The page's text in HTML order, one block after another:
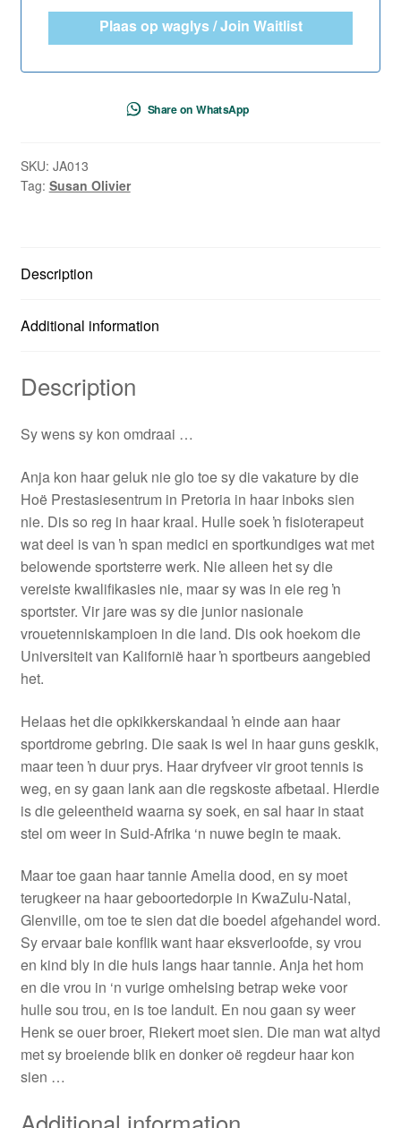
Plaas op waglys / Join Waitlist
Share on WhatsApp
SKU: JA013
Tag: Susan Olivier
Description
Additional information
Description
Sy wens sy kon omdraai …
Anja kon haar geluk nie glo toe sy die vakature by die
Hoë Prestasiesentrum in Pretoria in haar inboks sien
nie. Dis so reg in haar kraal. Hulle soek ŉ fisioterapeut
wat deel is van ŉ span medici en sportkundiges wat met
belowende sportsterre werk. Nie alleen het sy die
vereiste kwalifikasies nie, maar sy was in eie reg ŉ
sportster. Vir jare was sy die junior nasionale
vrouetenniskampioen in die land. Dis ook hoekom die
Universiteit van Kalifornië haar ŉ sportbeurs aangebied
het.
Helaas het die opkikkerskandaal ŉ einde aan haar
sportdrome gebring. Die saak is wel in haar guns geskik,
maar teen ŉ duur prys. Haar dryfveer vir groot tennis is
weg, en sy gaan lank aan die regskoste afbetaal. Hierdie
is die geleentheid waarna sy soek, en sal haar in staat
stel om weer in Suid-Afrika ‘n nuwe begin te maak.
Maar toe gaan haar tannie Amelia dood, en sy moet
terugkeer na haar geboortedorpie in KwaZulu-Natal,
Glenville, om toe te sien dat die boedel afgehandel word.
Sy ervaar baie konflik want haar eksverloofde, sy vrou
en kind bly in die huis langs haar tannie. Anja het hom
en die vrou in ‘n vurige omhelsing betrap weke voor
hulle sou trou, en is toe landuit. En nou gaan sy weer
Henk se ouer broer, Riekert moet sien. Die man wat altyd
met sy broeiende blik en donker oë regdeur haar kon
sien …